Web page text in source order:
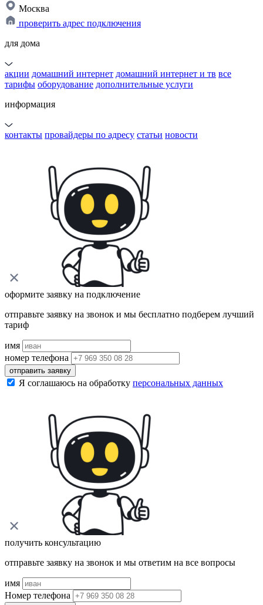
Москва
проверить адрес подключения
для дома
акции домашний интернет домашний интернет и тв все
тарифы оборудование дополнительные услуги
информация
контакты провайдеры по адресу статьи новости
оформите заявку на подключение
отправьте заявку на звонок и мы бесплатно подберем лучший
тариф
имя
номер телефона
отправить заявку
Я соглашаюсь на обработку персональных данных
получить консультацию
отправьте заявку на звонок и мы ответим на все вопросы
имя
Номер телефона